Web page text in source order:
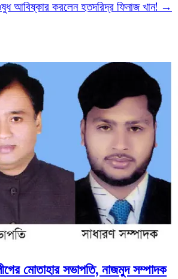
আবিষ্কার করলেন হতদরিদ্র ফিনাজ খান! →
মোতাহার সভাপতি, নাজমুদ সম্পাদক